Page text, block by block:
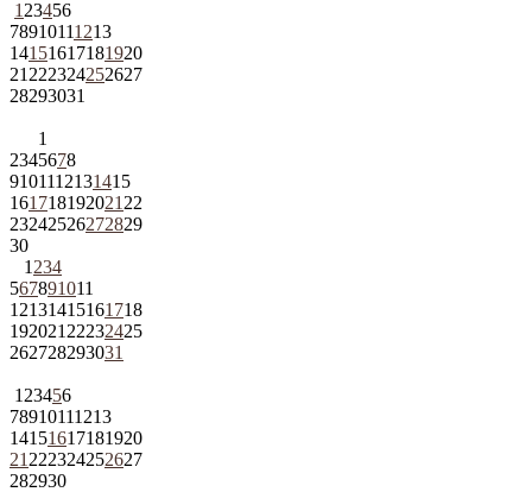
1 23456
78910111213
14151617181920
21 222324252627
28293031
1
2345678
9101112131415
161718192021 22
23242526272829
30
1 234
567891011
12131415161718
192021 22232425
262728293031
1 23456
78910111213
14151617181920
21 222324252627
282930